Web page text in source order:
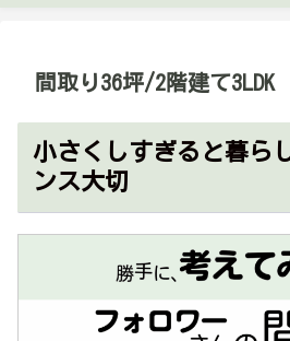
間取り36坪/2階建て3LDK
小さくしすぎると暮ら
ンス大切